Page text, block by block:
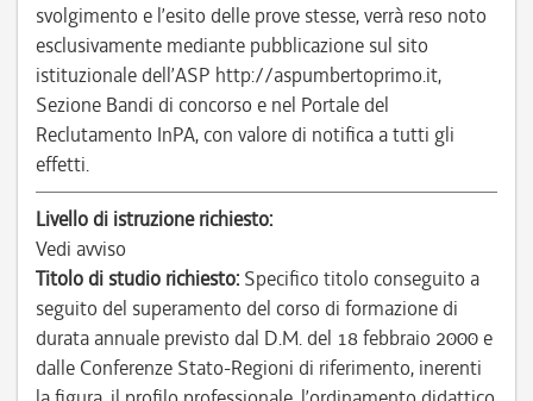
svolgimento e l’esito delle prove stesse, verrà reso noto
esclusivamente mediante pubblicazione sul sito
istituzionale dell’ASP http://aspumbertoprimo.it,
Sezione Bandi di concorso e nel Portale del
Reclutamento InPA, con valore di notifica a tutti gli
effetti.
Livello di istruzione richiesto:
Vedi avviso
Titolo di studio richiesto: Specifico titolo conseguito a
seguito del superamento del corso di formazione di
durata annuale previsto dal D.M. del 18 febbraio 2000 e
dalle Conferenze Stato-Regioni di riferimento, inerenti